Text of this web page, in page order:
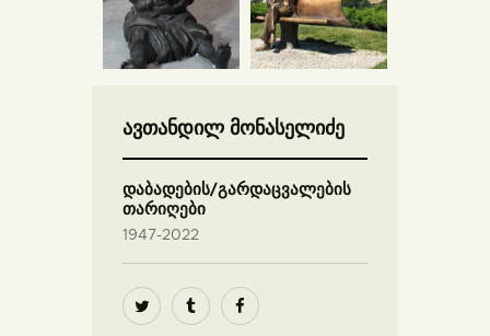
ავთანდილ მონასელიძე
დაბადების/გარდაცვალების
თარიღები
1947-2022